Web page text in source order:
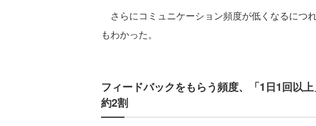
さらにコミュニケーション頻度が低くなるにつ
もわかった。
フィードバックをもらう頻度、「1日1回以
約2割